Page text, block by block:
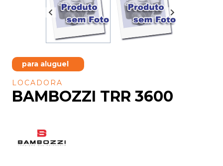
para aluguel
LOCADORA
BAMBOZZI TRR 3600